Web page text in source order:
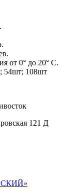
от 0° до 20° C.
54шт; 108шт
121 Д